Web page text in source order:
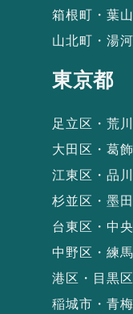
箱根町・葉
山北町・湯
東京都
足立区・荒
大田区・葛
江東区・品
杉並区・墨
台東区・中
中野区・練
港区・目黒
稲城市・青